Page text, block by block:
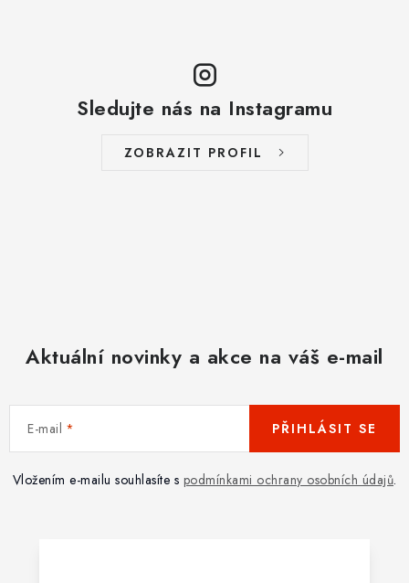
Sledujte nás na Instagramu
ZOBRAZIT PROFIL
Aktuální novinky a akce na váš e-mail
E-mail
Vložením e-mailu souhlasíte s podmínkami ochrany osobních údajů.
PŘIHLÁSIT SE